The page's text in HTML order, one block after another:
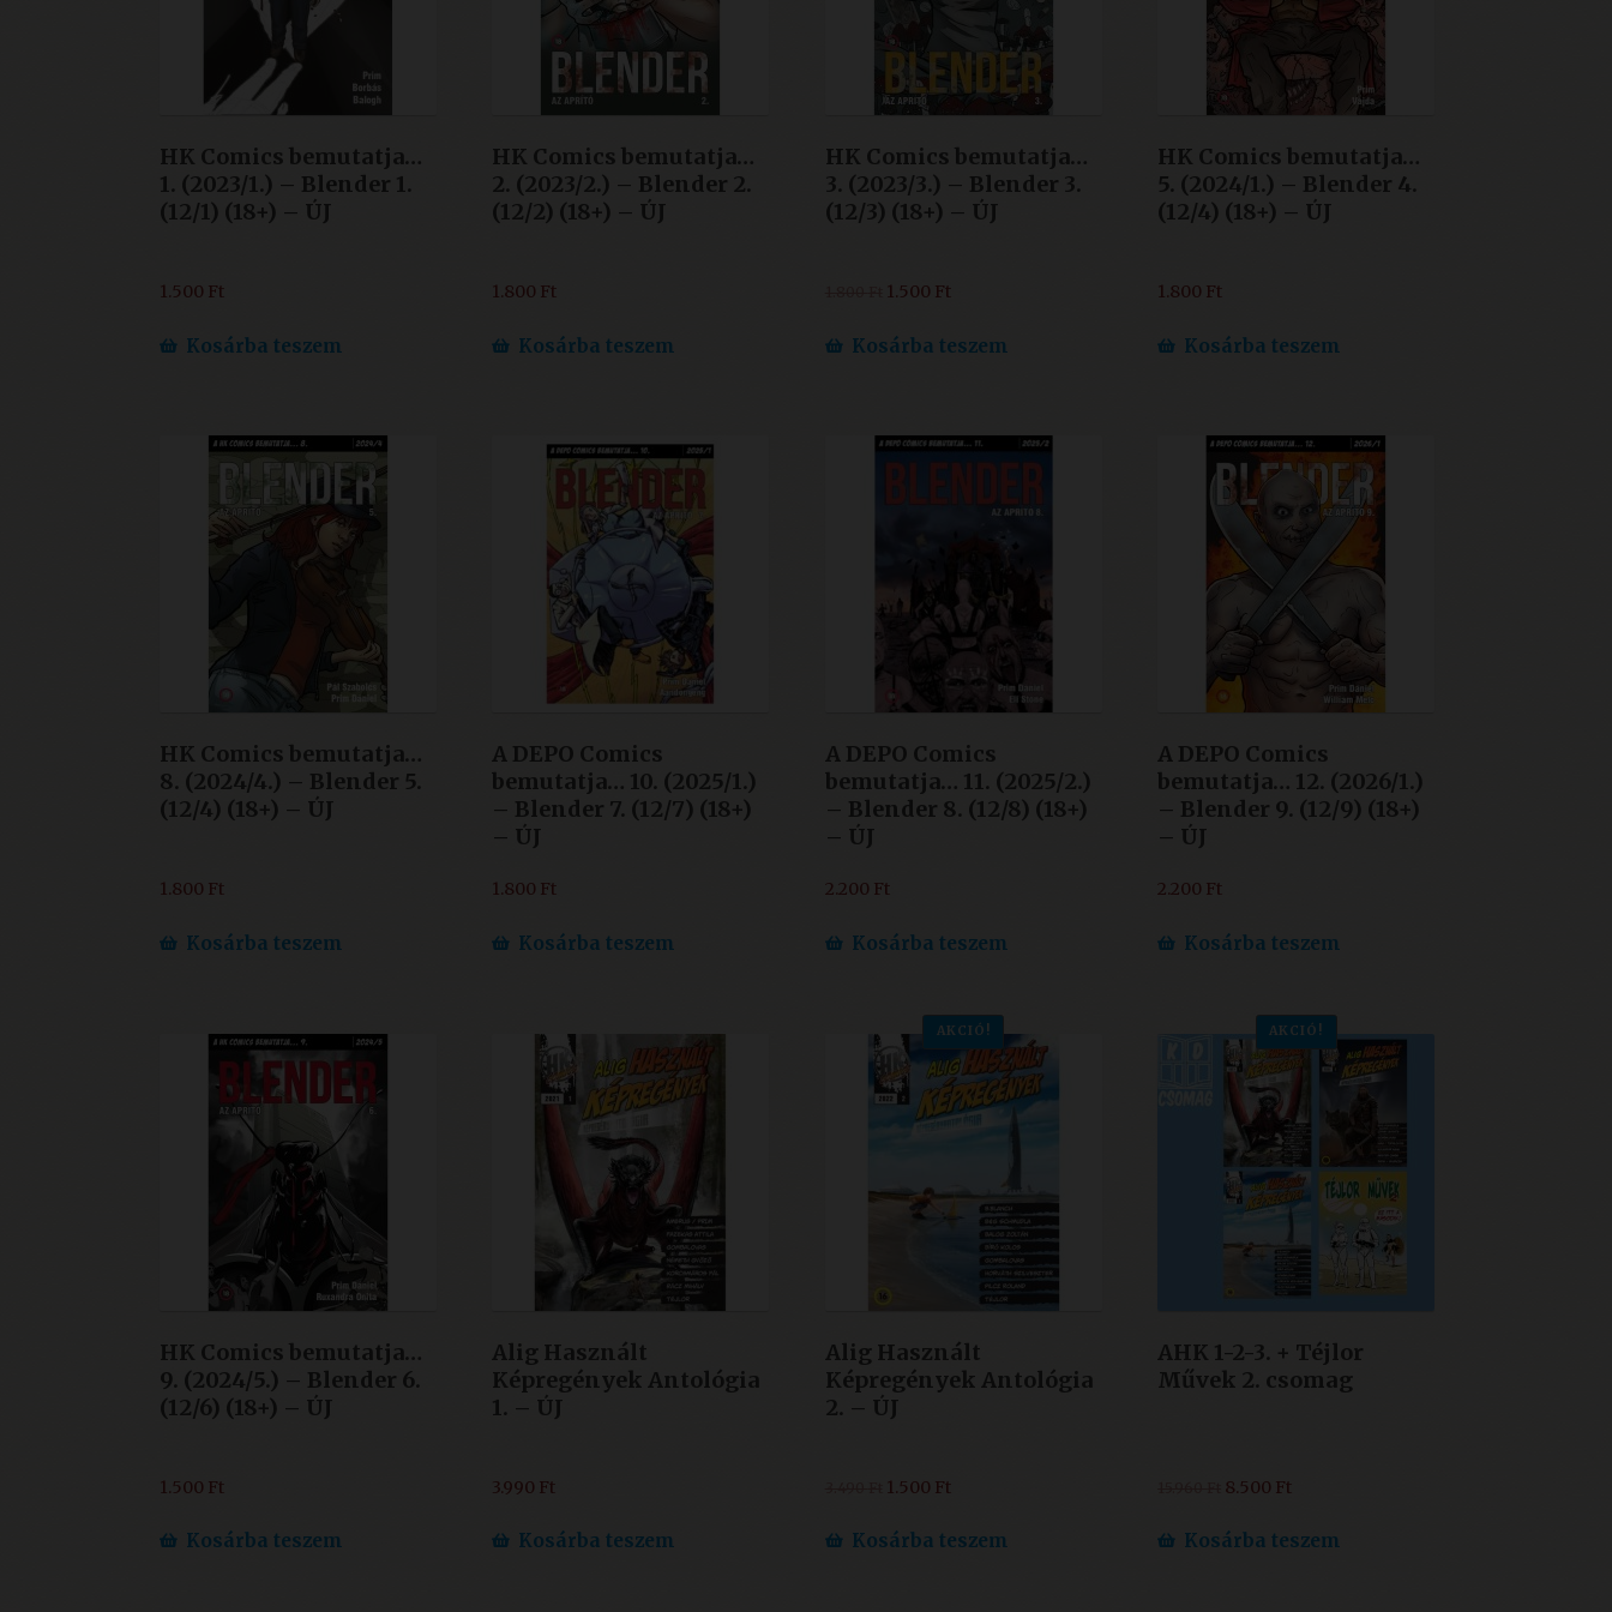
HK Comics bemutatja…
1. (2023/1.) – Blender 1.
(12/1) (18+) – ÚJ
1.500 Ft
Kosárba teszem
HK Comics bemutatja…
2. (2023/2.) – Blender 2.
(12/2) (18+) – ÚJ
1.800 Ft
Kosárba teszem
HK Comics bemutatja…
3. (2023/3.) – Blender 3.
(12/3) (18+) – ÚJ
Original
was:
1.500 FtCurrent
is:
Kosárba teszem
HK Comics bemutatja…
5. (2024/1.) – Blender 4.
(12/4) (18+) – ÚJ
1.800 Ft
Kosárba teszem
HK Comics bemutatja…
8. (2024/4.) – Blender 5.
(12/4) (18+) – ÚJ
1.800 Ft
Kosárba teszem
A DEPO Comics
bemutatja… 10. (2025/1.)
– Blender 7. (12/7) (18+)
– ÚJ
1.800 Ft
Kosárba teszem
A DEPO Comics
bemutatja… 11. (2025/2.)
– Blender 8. (12/8) (18+)
– ÚJ
2.200 Ft
Kosárba teszem
A DEPO Comics
bemutatja… 12. (2026/1.)
– Blender 9. (12/9) (18+)
– ÚJ
2.200 Ft
Kosárba teszem
HK Comics bemutatja…
9. (2024/5.) – Blender 6.
(12/6) (18+) – ÚJ
1.500 Ft
Kosárba teszem
Alig Használt
Képregények Antológia
1. – ÚJ
3.990 Ft
Kosárba teszem
Alig Használt
Képregények Antológia
2. – ÚJ
AKCIÓ!
Original
was:
1.500 FtCurrent
is:
Kosárba teszem
AHK 1-2-3. + Téjlor
Művek 2. csomag
AKCIÓ!
Original
was:
8.500 Ft
is:
Kosárba teszem